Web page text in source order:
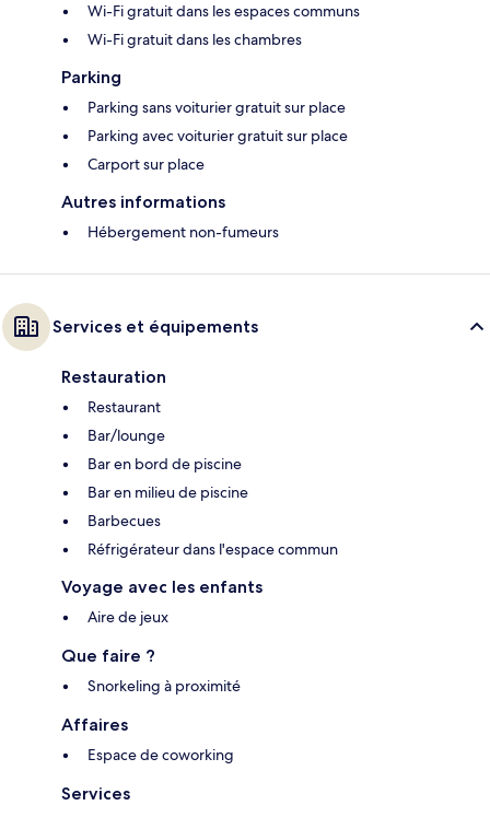
Wi-Fi gratuit dans les espaces communs
Wi-Fi gratuit dans les chambres
Parking
Parking sans voiturier gratuit sur place
Parking avec voiturier gratuit sur place
Carport sur place
Autres informations
Hébergement non-fumeurs
Services et équipements
Restauration
Restaurant
Bar/lounge
Bar en bord de piscine
Bar en milieu de piscine
Barbecues
Réfrigérateur dans l'espace commun
Voyage avec les enfants
Aire de jeux
Que faire ?
Snorkeling à proximité
Affaires
Espace de coworking
Services